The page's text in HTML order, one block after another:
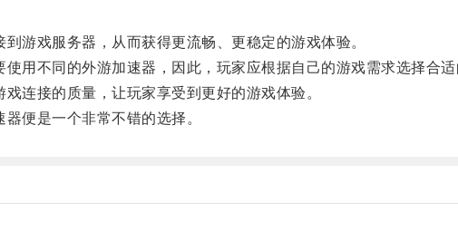
戏服务器，从而获得更流畅、更稳定的游戏体验。
不同的外游加速器，因此，玩家应根据自己的游戏需求选择合适
接的质量，让玩家享受到更好的游戏体验。
便是一个非常不错的选择。